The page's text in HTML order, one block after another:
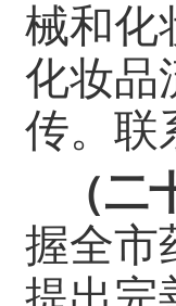
械和化
化妆品
传。 联
（
握全市